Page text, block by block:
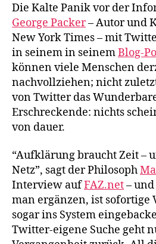
Die Kalte Panik vor der
George Packer– Autor und
New York Times – mit
in seinem in seinemBlog-
können viele Menschen
nachvollziehen; nicht
von Twitter das
Erschreckende: nichts
von dauer.
“Aufklärung braucht Zeit –
Netz”, sagt der Philosoph
Interview aufFAZ.net–
man ergänzen, ist sofortige
sogar ins System
Twitter-eigene Suche geht